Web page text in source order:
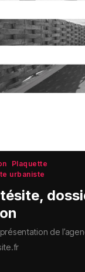
Plaquette
urbaniste
de